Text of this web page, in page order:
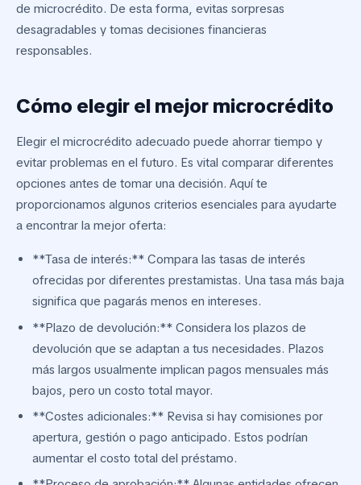
de microcrédito. De esta forma, evitas sorpresas
desagradables y tomas decisiones financieras
responsables.
Cómo elegir el mejor microcrédito
Elegir el microcrédito adecuado puede ahorrar tiempo y
evitar problemas en el futuro. Es vital comparar diferentes
opciones antes de tomar una decisión. Aquí te
proporcionamos algunos criterios esenciales para ayudarte
a encontrar la mejor oferta:
**Tasa de interés:** Compara las tasas de interés
ofrecidas por diferentes prestamistas. Una tasa más baja
significa que pagarás menos en intereses.
**Plazo de devolución:** Considera los plazos de
devolución que se adaptan a tus necesidades. Plazos
más largos usualmente implican pagos mensuales más
bajos, pero un costo total mayor.
**Costes adicionales:** Revisa si hay comisiones por
apertura, gestión o pago anticipado. Estos podrían
aumentar el costo total del préstamo.